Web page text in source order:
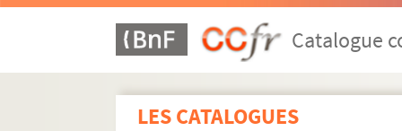
Catalogue
LES CATALOGUES
Jeanne d'Arc : pièce en 6 actes
Joseph Fabre. Jeanne d'Arc : drame
Marquet, Armand Delbès, X***. Jeanne la